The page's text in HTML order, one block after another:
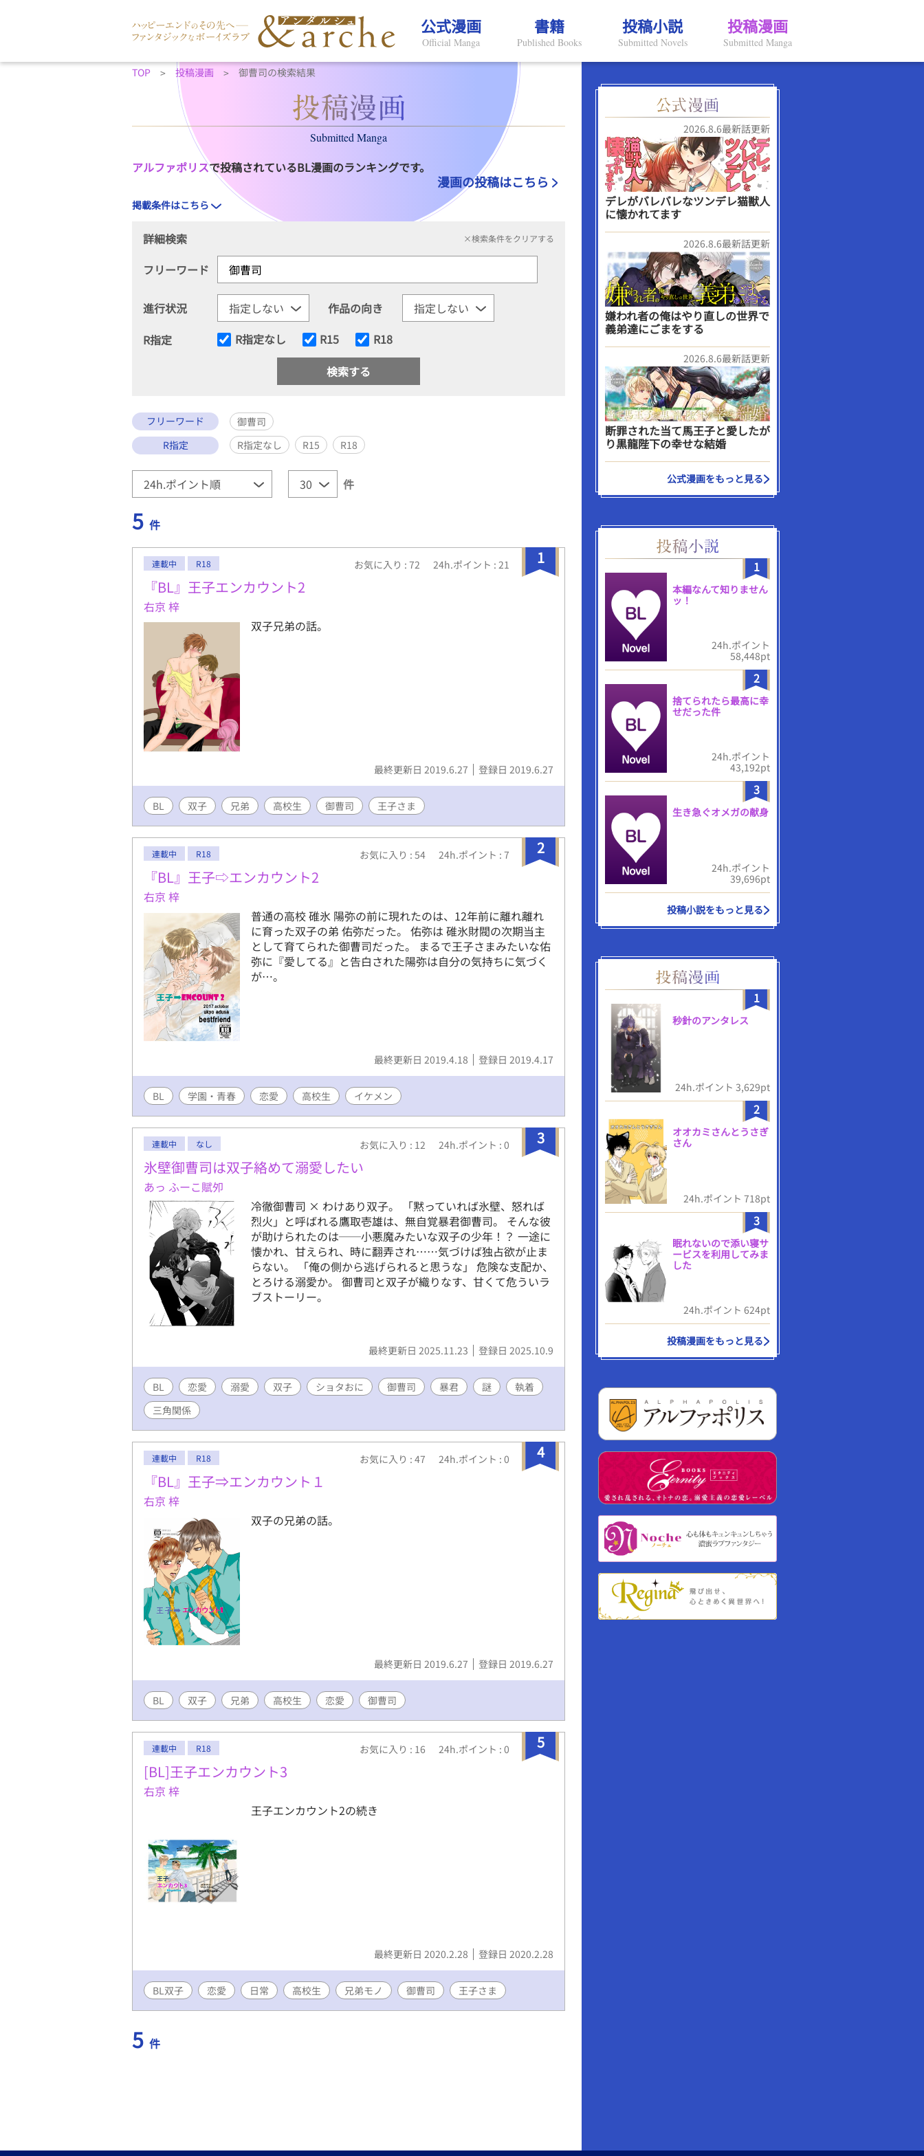
公式漫画
Official Manga
書籍
Published Books
投稿小説
Submitted Novels
投稿漫画
Submitted Manga
TOP 投稿漫画 御曹司の検索結果
Submitted Manga
アルファポリスで投稿されているBL漫画のランキングです。
漫画の投稿はこちら
掲載条件はこちら
詳細検索 ×検索条件をクリアする
フリーワード
進行状況
作品の向き
R指定
R指定なし R15 R18
フリーワード
御曹司
R指定
R指定なし R15 R18
件
5 件
1
連載中 R18 お気に入り : 72 24h.ポイント : 21
『BL』王子エンカウント2
右京 梓
双子兄弟の話。
最終更新日 2019.6.27 登録日 2019.6.27
BL 双子 兄弟 高校生 御曹司 王子さま
2
連載中 R18 お気に入り : 54 24h.ポイント : 7
『BL』王子⇨エンカウント2
右京 梓
普通の高校 碓氷 陽弥の前に現れたのは、12年前に離れ離れ
に育った双子の弟 佑弥だった。 佑弥は 碓氷財閥の次期当主
として育てられた御曹司だった。 まるで王子さまみたいな佑
弥に『愛してる』と告白された陽弥は自分の気持ちに気づく
が⋯。
最終更新日 2019.4.18 登録日 2019.4.17
BL 学園・青春 恋愛 高校生 イケメン
3
連載中 なし お気に入り : 12 24h.ポイント : 0
氷壁御曹司は双子絡めて溺愛したい
あっ ふーこ賦夘
冷徹御曹司 × わけあり双子。 「黙っていれば氷壁、怒れば
烈火」と呼ばれる鷹取壱雄は、無自覚暴君御曹司。 そんな彼
が助けられたのは──小悪魔みたいな双子の少年！？ 一途に
懐かれ、甘えられ、時に翻弄され……気づけば独占欲が止ま
らない。 「俺の側から逃げられると思うな」 危険な支配か、
とろける溺愛か。 御曹司と双子が織りなす、甘くて危ういラ
ブストーリー。
最終更新日 2025.11.23 登録日 2025.10.9
BL 恋愛 溺愛 双子 ショタおに 御曹司 暴君 謎
執着
三角関係
4
連載中 R18 お気に入り : 47 24h.ポイント : 0
『BL』王子⇒エンカウント１
右京 梓
双子の兄弟の話。
最終更新日 2019.6.27 登録日 2019.6.27
BL 双子 兄弟 高校生 恋愛 御曹司
5
連載中 R18 お気に入り : 16 24h.ポイント : 0
[BL]王子エンカウント3
右京 梓
王子エンカウント2の続き
最終更新日 2020.2.28 登録日 2020.2.28
BL双子 恋愛 日常 高校生 兄弟モノ 御曹司 王子さま
5 件
2026.8.6最新話更新
デレがバレバレなツンデレ猫獣人
に懐かれてます
2026.8.6最新話更新
嫌われ者の俺はやり直しの世界で
義弟達にごまをする
2026.8.6最新話更新
断罪された当て馬王子と愛したが
り黒龍陛下の幸せな結婚
公式漫画をもっと見る
1
本編なんて知りません
ッ！
24h.ポイント
58,448pt
2
捨てられたら最高に幸
せだった件
24h.ポイント
43,192pt
3
生き急ぐオメガの献身
24h.ポイント
39,696pt
投稿小説をもっと見る
1
秒針のアンタレス
24h.ポイント 3,629pt
2
オオカミさんとうさぎ
さん
24h.ポイント 718pt
3
眠れないので添い寝サ
ービスを利用してみま
した
24h.ポイント 624pt
投稿漫画をもっと見る